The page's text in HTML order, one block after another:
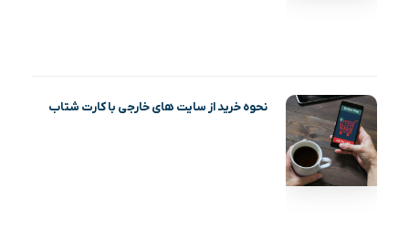
نحوه خرید از سایت های خارجی با کارت شتاب